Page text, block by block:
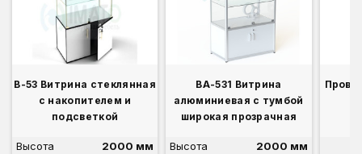
В-53 Витрина стеклянная
с накопителем и
подсветкой
Высота
2000 мм
ВА-531 Витрина
алюминиевая с тумбой
широкая прозрачная
Высота
2000 мм